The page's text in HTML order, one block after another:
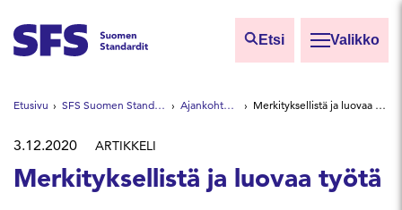
Etsi Valikko
Etsi sivuilta
Hae hakutermillä
Etusivu SFS Suomen Standardit Ajankohtaista Merkityksellistä ja luovaa työtä
3.12.2020 ARTIKKELI
Merkityksellistä ja luovaa työtä